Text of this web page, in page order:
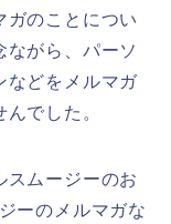
ガのことについ
ながら、パーソ
などをメルマガ
でした。
スムージーのお
ーのメルマガな